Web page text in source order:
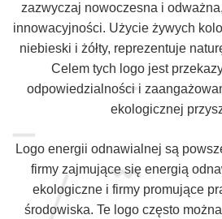
zazwyczaj nowoczesna i
innowacyjności. Użycie żywych
niebieski i żółty, reprezentuje
Celem tych logo jest
odpowiedzialności i
ekologicznej
Logo energii odnawialnej są
firmy zajmujące się energią
ekologiczne i firmy promujące
środowiska. Te logo często